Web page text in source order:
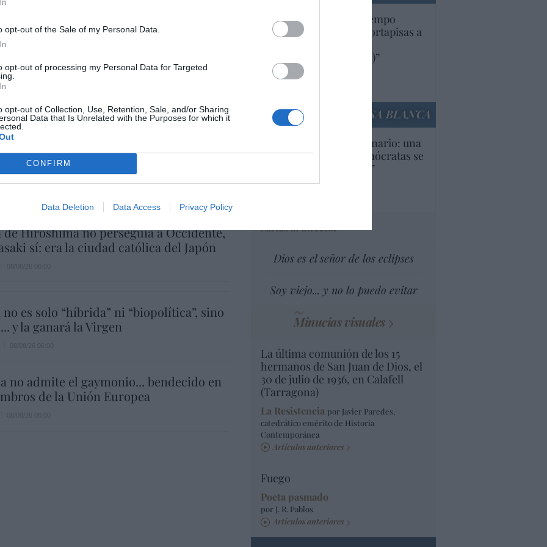
opt-out of the Sale of my Personal Data.
opt-out of processing my Personal Data for Targeted
opt-out of Collection, Use, Retention, Sale, and/or Sharing
Data that Is Unrelated with the Purposes for which it
CONFIRM
Data Deletion Data Access Privacy Policy
08/08/26 06:00
en la boya
08/26 06:00
La bancada provida impulsa una
incluir que el derecho a la vida es
“desde la fecundación”
de Hiroshima no perseguía a Occidente,
sí: era la ciudad católica del Japón
no es solo “híbrida” ni “biopolítica”, sino
y la ganará la Virgen
no admite el gaymonio... bendecido en
de la Unión Europea
“Europa lleva mucho tiempo
poniendo aranceles y cortapisas a
americanas (y europeas)”
por Ana Sánchez Arjona
LA CASA BLANCA
EEUU. Inquietante escenario: una
tercera parte de los demócratas se
define como “socialista”
por Ignacio Aguirre
Cartas al director
Dios es el señor de los eclipses
Soy viejo... y no lo puedo evitar
Minucias visuales
La última comunión de los 15
hermanos de San Juan de Dios, el
30 de julio de 1936, en Calafell
(Tarragona)
La Resistencia por Javier Paredes,
catedrático emérito de Historia
Contemporánea
Artículos anteriores
Fuego
Poeta pasmado
por J. R. Pablos
Artículos anteriores